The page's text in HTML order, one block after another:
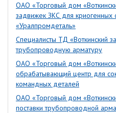
ОАО «Торговый дом
задвижек ЗКС для
«Уралпромдеталь»
Специалисты ТД «Воткинский
трубопроводную арматуру
ОАО «Торговый дом
обрабатывающий центр для
командных деталей
ОАО «Торговый дом
поставки трубопроводной